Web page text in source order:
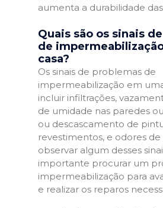
aumenta a durabilidade
Quais são os sinais
de
casa?
Os sinais de problemas de
impermeabilização em
incluir infiltrações,
de umidade nas paredes
ou descascamento de
revestimentos, e odores
observar algum desses
importante procurar um
impermeabilização para
e realizar os reparos